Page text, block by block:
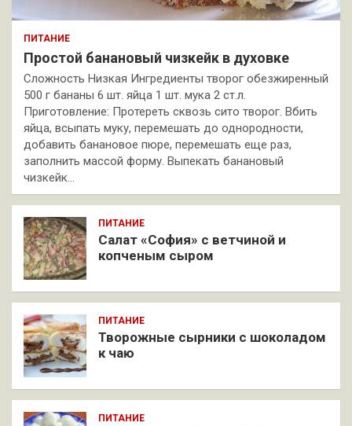
ПИТАНИЕ
Простой банановый чизкейк в духовке
Сложность Низкая Ингредиенты творог обезжиренный
500 г бананы 6 шт. яйца 1 шт. мука 2 ст.л.
Приготовление: Протереть сквозь сито творог. Вбить
яйца, всыпать муку, перемешать до однородности,
добавить банановое пюре, перемешать еще раз,
заполнить массой форму. Выпекать банановый
чизкейк…
ПИТАНИЕ
Салат «София» с ветчиной и
копченым сыром
ПИТАНИЕ
Творожные сырники с шоколадом
к чаю
ПИТАНИЕ